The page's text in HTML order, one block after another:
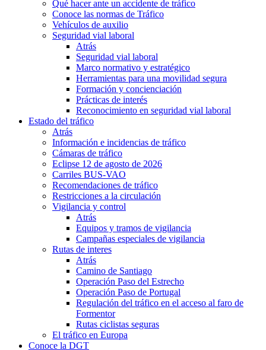
Qué hacer ante un accidente de tráfico
Conoce las normas de Tráfico
Vehículos de auxilio
Seguridad vial laboral
Atrás
Seguridad vial laboral
Marco normativo y estratégico
Herramientas para una movilidad segura
Formación y concienciación
Prácticas de interés
Reconocimiento en seguridad vial laboral
Estado del tráfico
Atrás
Información e incidencias de tráfico
Cámaras de tráfico
Eclipse 12 de agosto de 2026
Carriles BUS-VAO
Recomendaciones de tráfico
Restricciones a la circulación
Vigilancia y control
Atrás
Equipos y tramos de vigilancia
Campañas especiales de vigilancia
Rutas de interes
Atrás
Camino de Santiago
Operación Paso del Estrecho
Operación Paso de Portugal
Regulación del tráfico en el acceso al faro de
Formentor
Rutas ciclistas seguras
El tráfico en Europa
Conoce la DGT